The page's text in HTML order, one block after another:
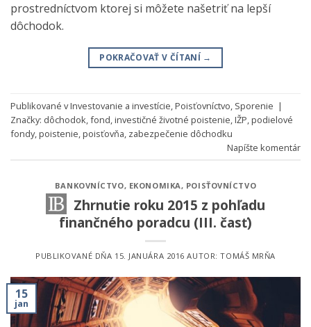
prostredníctvom ktorej si môžete našetriť na lepší
dôchodok.
POKRAČOVAŤ V ČÍTANÍ →
Publikované vInvestovanie a investície,Poisťovníctvo, Sporenie |
Značky: dôchodok,fond,investičné životné poistenie,IŽP,podielové
fondy,poistenie,poisťovňa, zabezpečenie dôchodku
Napíšte komentár
BANKOVNÍCTVO, EKONOMIKA, POISŤOVNÍCTVO
Zhrnutie roku 2015 z pohľadu
finančného poradcu (III. časť)
PUBLIKOVANÉ DŇA 15. JANUÁRA 2016 AUTOR:TOMÁŠ MRŇA
15
jan